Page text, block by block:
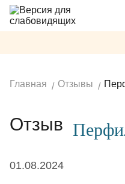
Главная Отзывы
Отзыв
01.08.2024